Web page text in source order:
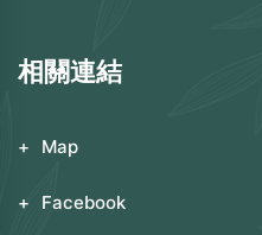
相關連結
Map
Facebook